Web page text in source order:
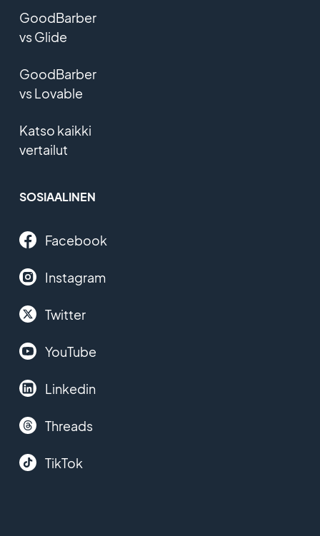
GoodBarber
vs Glide
GoodBarber
vs Lovable
Katso kaikki
vertailut
SOSIAALINEN
Facebook
Instagram
Twitter
YouTube
Linkedin
Threads
TikTok